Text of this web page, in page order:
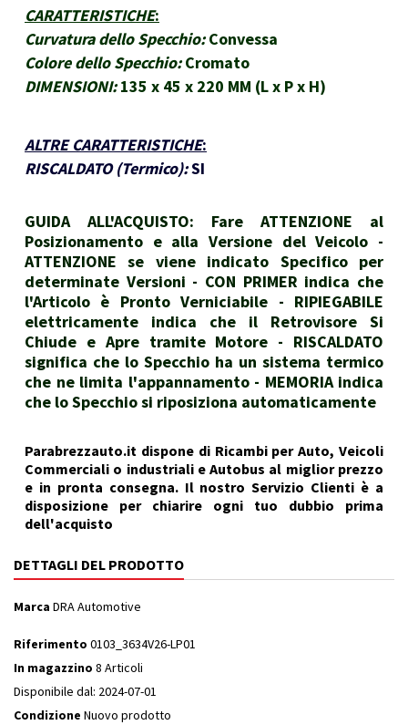
CARATTERISTICHE:
Curvatura dello Specchio: Convessa
Colore dello Specchio: Cromato
DIMENSIONI: 135 x 45 x 220 MM (L x P x H)
ALTRE CARATTERISTICHE:
RISCALDATO (Termico):SI
GUIDA ALL'ACQUISTO: Fare ATTENZIONE al
Posizionamento e alla Versione del Veicolo -
ATTENZIONE se viene indicato Specifico per
determinate Versioni - CON PRIMER indica che
l'Articolo è Pronto Verniciabile - RIPIEGABILE
elettricamente indica che il Retrovisore Si
Chiude e Apre tramite Motore - RISCALDATO
significa che lo Specchio ha un sistema termico
che ne limita l'appannamento - MEMORIA indica
che lo Specchio si riposiziona automaticamente
Parabrezzauto.it dispone di Ricambi per Auto, Veicoli
Commerciali o industriali e Autobus al miglior prezzo
e in pronta consegna. Il nostro Servizio Clienti è a
disposizione per chiarire ogni tuo dubbio prima
dell'acquisto
DETTAGLI DEL PRODOTTO
Marca DRA Automotive
Riferimento 0103_3634V26-LP01
In magazzino 8 Articoli
Disponibile dal: 2024-07-01
Condizione Nuovo prodotto